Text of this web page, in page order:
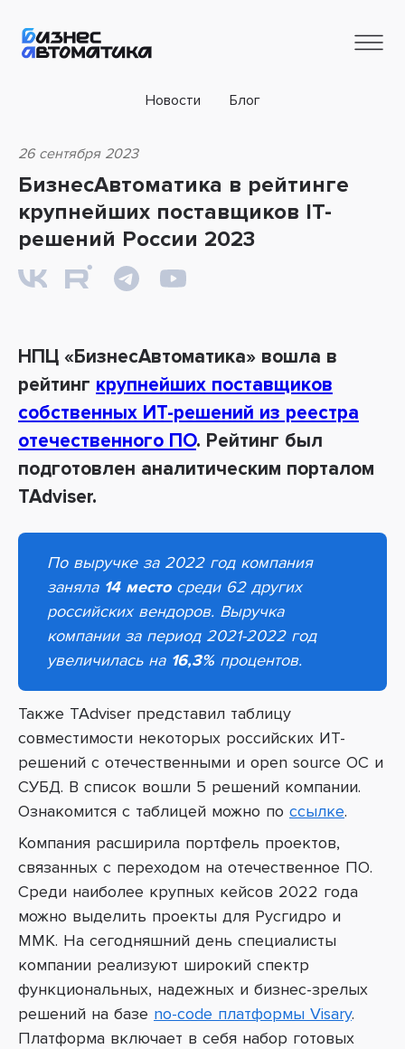
Новости Блог
26 сентября 2023
БизнесАвтоматика в рейтинге
крупнейших поставщиков IT-
решений России 2023
НПЦ «БизнесАвтоматика» вошла в
рейтинг крупнейших поставщиков
собственных ИТ-решений из реестра
отечественного ПО. Рейтинг был
подготовлен аналитическим порталом
TAdviser.
По выручке за 2022 год компания
заняла 14 место среди 62 других
российских вендоров. Выручка
компании за период 2021-2022 год
увеличилась на 16,3% процентов.
Также TAdviser представил таблицу
совместимости некоторых российских ИТ-
решений с отечественными и open source ОС и
СУБД. В список вошли 5 решений компании.
Ознакомится с таблицей можно по ссылке.
Компания расширила портфель проектов,
связанных с переходом на отечественное ПО.
Среди наиболее крупных кейсов 2022 года
можно выделить проекты для Русгидро и
ММК. На сегодняшний день специалисты
компании реализуют широкий спектр
функциональных, надежных и бизнес-зрелых
решений на базе no-code платформы Visary.
Платформа включает в себя набор готовых